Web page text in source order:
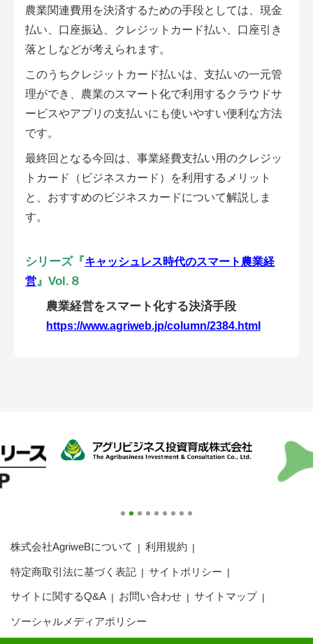
会員登録無料 アグリウェブの使い方
イベント・プロジェクト掲示板
相談できる専門家一覧
アクション別メニュー
基礎知識
ログイン
農業関連費用を決済するための手段としては、現金
払い、口座振込、クレジットカード払い、口座引き
落としなどが考えられます。
このうちクレジットカード払いは、支払いの一元管
理ができ、農業のスマート化で利用するクラウドサ
ービスやアプリの支払いにも使いやすい便利な方法
です。
最終回となる今回は、事業経費支払い用のクレジッ
トカード（ビジネスカード）を利用するメリット
と、おすすめのビジネスカードについて解説しま
す。
シリーズ『キャッシュレス時代のスマート農業経
営 』Vol.８
農業経営をスマート化する決済手段
https://www.agriweb.jp/column/2384.html
株式会社AgriweBについて 利用規約
特定商取引法に基づく表記 サイトポリシー
サイトに関するQ&A お問い合わせ サイトマップ
ソーシャルメディアポリシー